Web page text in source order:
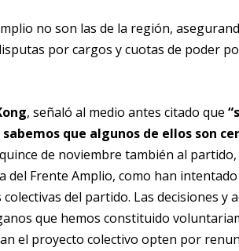
no son las de la región,
por cargos y cuotas de poder
, señaló al medio antes citado que
que algunos de ellos son
de noviembre también al
Frente Amplio, como han
del partido. Las decisiones y
que hemos constituido
el proyecto colectivo opten por